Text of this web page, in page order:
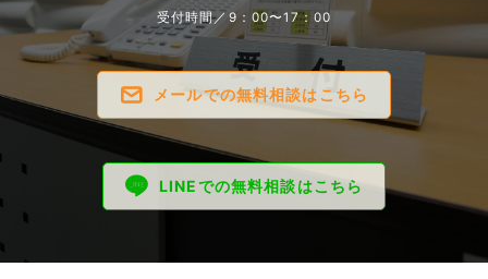
受付時間／9：00〜17：00
メールでの無料相談はこちら
LINEでの無料相談はこちら